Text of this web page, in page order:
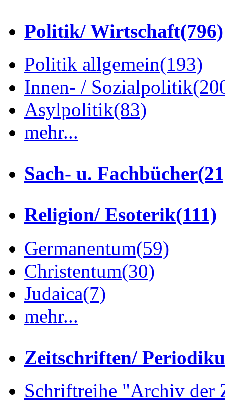
Politik/ Wirtschaft(796)
Politik allgemein(193)
Innen- / Sozialpolitik
Asylpolitik(83)
mehr...
Sach- u. Fachbücher
Religion/ Esoterik(111)
Germanentum(59)
Christentum(30)
Judaica(7)
mehr...
Zeitschriften/
Schriftreihe "Archiv der